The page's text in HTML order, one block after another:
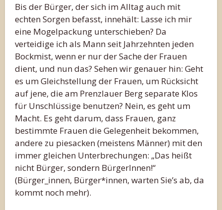
Bis der Bürger, der sich im Alltag auch mit
echten Sorgen befasst, innehält: Lasse ich mir
eine Mogelpackung unterschieben? Da
verteidige ich als Mann seit Jahrzehnten jeden
Bockmist, wenn er nur der Sache der Frauen
dient, und nun das? Sehen wir genauer hin: Geht
es um Gleichstellung der Frauen, um Rücksicht
auf jene, die am Prenzlauer Berg separate Klos
für Unschlüssige benutzen? Nein, es geht um
Macht. Es geht darum, dass Frauen, ganz
bestimmte Frauen die Gelegenheit bekommen,
andere zu piesacken (meistens Männer) mit den
immer gleichen Unterbrechungen: „Das heißt
nicht Bürger, sondern BürgerInnen!“
(Bürger_innen, Bürger*innen, warten Sie’s ab, da
kommt noch mehr).